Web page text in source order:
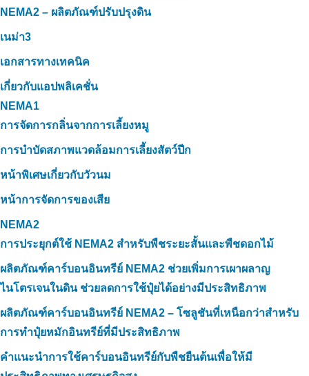
NEMA2 – ผลิตภัณฑ์ปรับปรุงดิน
เนม่า3
เอกสารทางเทคนิค
เกี่ยวกับแอปพลิเคชั่น
NEMA1
การจัดการกลิ่นจากการเลี้ยงหมู
การบำบัดสภาพแวดล้อมการเลี้ยงสัตว์ปีก
หน้าพิเศษเกี่ยวกับวัวนม
หน้าการจัดการของเสีย
NEMA2
การประยุกต์ใช้ NEMA2 สำหรับพืชระยะสั้นและพืชดอกไม้
ผลิตภัณฑ์คาร์บอนอินทรีย์ NEMA2 ช่วยเพิ่มการเผาผลาญ
ไนโตรเจนในดิน ช่วยลดการใช้ปุ๋ยได้อย่างมีประสิทธิภาพ
ผลิตภัณฑ์คาร์บอนอินทรีย์ NEMA2 – โซลูชันที่เหนือกว่าสำหรับ
การทำปุ๋ยหมักอินทรีย์ที่มีประสิทธิภาพ
คำแนะนำการใช้คาร์บอนอินทรีย์กับพืชยืนต้นเพื่อให้มี